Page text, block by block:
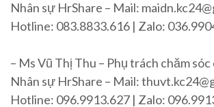
Nhân sự HrShare – Mail:
Hotline: 083.8833.616 | Zalo:
– Ms Vũ Thị Thu – Phụ trách chăm
Nhân sự HrShare – Mail:
Hotline: 096.9913.627 | Zalo: